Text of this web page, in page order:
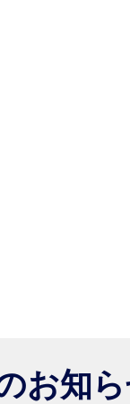
お知